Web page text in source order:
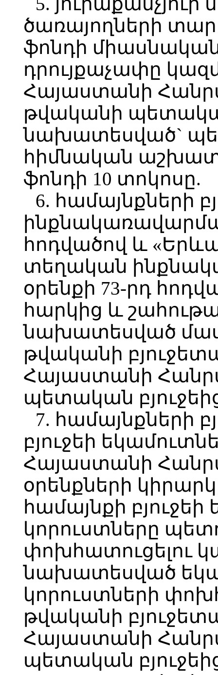
ծառայողների
ֆոնդի
դրույքաչափը
Հայաստանի
թվականի
նախատեսված`
հիմնական
ֆոնդի 10 տոկոսը.
6. համայնքների
հոդվածով և
տեղական
օրենքի 73-րդ
հարկից և
նախատեսված
թվականի
Հայաստանի
պետական
7. համայնքների
բյուջեի
Հայաստանի
օրենքների
համայնքի
կորուստները
փոխհատուցելու
նախատեսված
կորուստների
թվականի
Հայաստանի
պետական